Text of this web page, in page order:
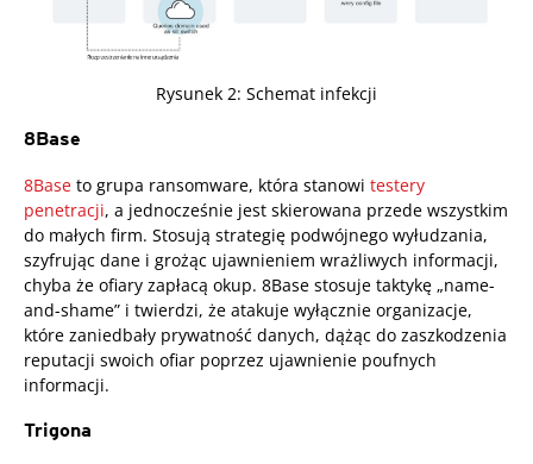
Rysunek 2: Schemat infekcji
8Base
8Base to grupa ransomware, która stanowi testery
penetracji, a jednocześnie jest skierowana przede wszystkim
do małych firm. Stosują strategię podwójnego wyłudzania,
szyfrując dane i grożąc ujawnieniem wrażliwych informacji,
chyba że ofiary zapłacą okup. 8Base stosuje taktykę „name-
and-shame” i twierdzi, że atakuje wyłącznie organizacje,
które zaniedbały prywatność danych, dążąc do zaszkodzenia
reputacji swoich ofiar poprzez ujawnienie poufnych
informacji.
Trigona